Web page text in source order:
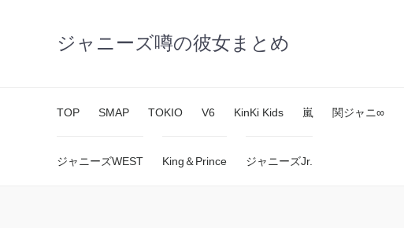
ジャニーズ噂の彼女まとめ
TOP SMAP TOKIO V6 KinKi Kids 嵐 関ジャニ∞
ジャニーズWEST King＆Prince ジャニーズJr.